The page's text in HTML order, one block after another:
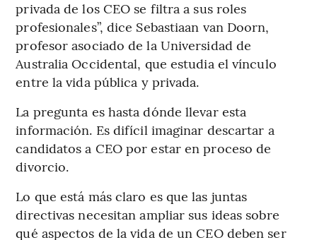
privada de los CEO se filtra a sus roles
profesionales”, dice Sebastiaan van Doorn,
profesor asociado de la Universidad de
Australia Occidental, que estudia el vínculo
entre la vida pública y privada.
La pregunta es hasta dónde llevar esta
información. Es difícil imaginar descartar a
candidatos a CEO por estar en proceso de
divorcio.
Lo que está más claro es que las juntas
directivas necesitan ampliar sus ideas sobre
qué aspectos de la vida de un CEO deben ser